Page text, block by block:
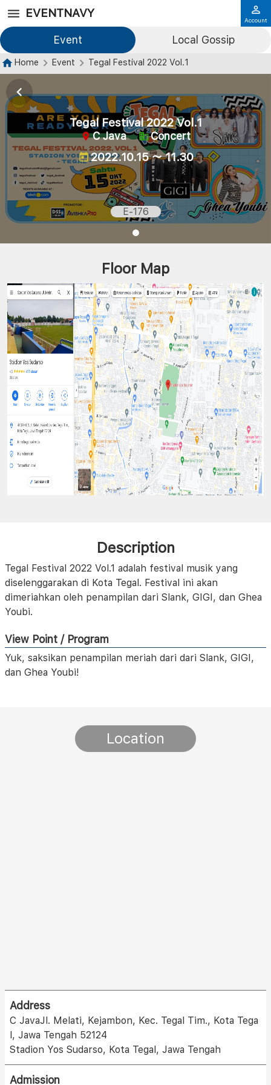
EVENTNAVY
Event Local Gossip
Account
Home Event Tegal Festival 2022 Vol.1
Tegal Festival 2022 Vol.1
C Java Concert
2022.10.15 ～ 11.30
E-176
Floor Map
Description
Tegal Festival 2022 Vol.1 adalah festival musik yang
diselenggarakan di Kota Tegal. Festival ini akan
dimeriahkan oleh penampilan dari Slank, GIGI, dan Ghea
Youbi.
View Point / Program
Yuk, saksikan penampilan meriah dari dari Slank, GIGI,
dan Ghea Youbi!
Location
Address
C JavaJl. Melati, Kejambon, Kec. Tegal Tim., Kota Tega
l, Jawa Tengah 52124
Stadion Yos Sudarso, Kota Tegal, Jawa Tengah
Admission